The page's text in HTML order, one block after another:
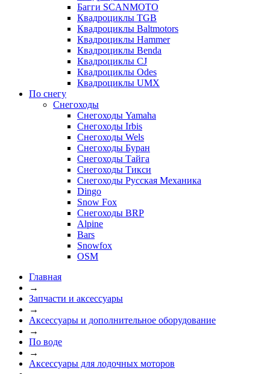
Багги SCANMOTO
Квадроциклы TGB
Квадроциклы Baltmotors
Квадроциклы Hammer
Квадроциклы Benda
Квадроциклы CJ
Квадроциклы Odes
Квадроциклы UMX
По снегу
Снегоходы
Снегоходы Yamaha
Снегоходы Irbis
Снегоходы Wels
Снегоходы Буран
Снегоходы Тайга
Снегоходы Тикси
Снегоходы Русская Механика
Dingo
Snow Fox
Снегоходы BRP
Alpine
Bars
Snowfox
OSM
Главная
→
Запчасти и аксессуары
→
Аксессуары и дополнительное оборудование
→
По воде
→
Аксессуары для лодочных моторов